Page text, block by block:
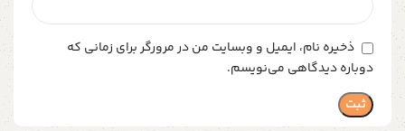
ذخیره نام، ایمیل و وبسایت من در مرورگر برای زمانی که
دوباره دیدگاهی می‌نویسم.